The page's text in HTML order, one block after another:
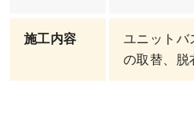
施工内容
ユニットバ
の取替、脱